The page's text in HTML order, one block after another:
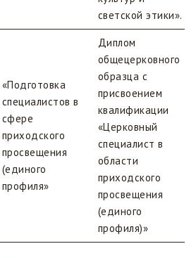
светской этики».
«Подготовка
специалистов в
сфере
приходского
просвещения
(единого
профиля»
Диплом
общецерковного
образца с
присвоением
квалификации
«Церковный
специалист в
области
приходского
просвещения
(единого
профиля)»